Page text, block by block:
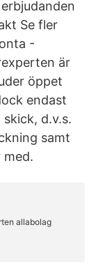
Se fler
-
är
öppet
endast
d.v.s.
samt